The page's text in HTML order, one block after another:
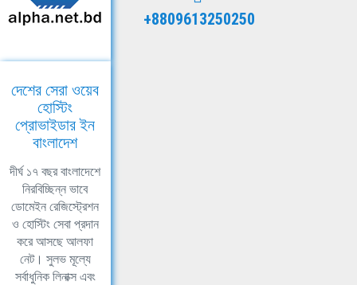
+8809613250250
দেশের সেরা ওয়েব
হোস্টিং
প্রোভাইডার ইন
বাংলাদেশ
দীর্ঘ ১৭ বছর বাংলাদেশে
নিরবিচ্ছিন্ন ভাবে
ডোমেইন রেজিস্ট্রেশন
ও হোস্টিং সেবা প্রদান
করে আসছে আলফা
নেট। সুলভ মূল্যে
সর্বাধুনিক লিনাক্স এবং